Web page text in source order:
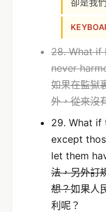
卻是我
28. What if
never
如果在監獄
外，從來沒
29. What if
except
let them
法，另外訂
想？如果人
利呢？